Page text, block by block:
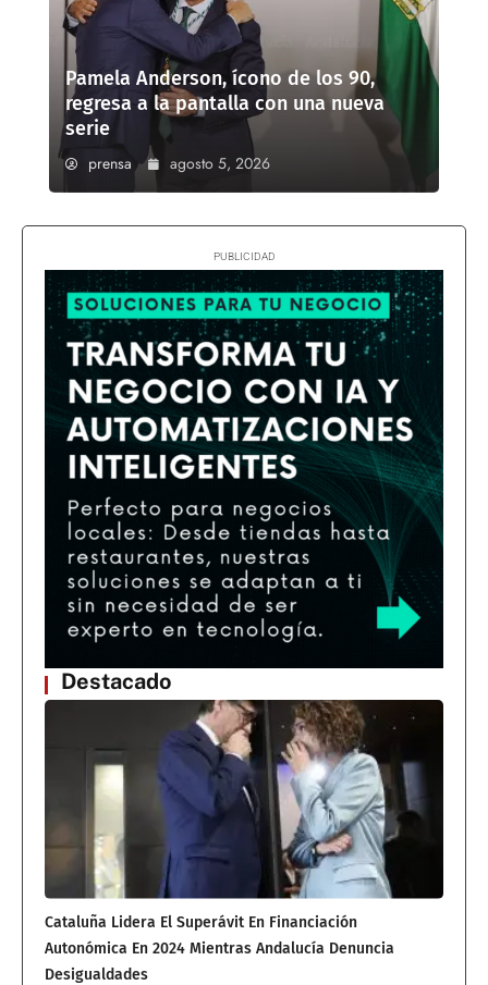
Pamela Anderson, ícono de los 90,
regresa a la pantalla con una nueva
serie
prensa agosto 5, 2026
Destacado
Cataluña Lidera El Superávit En Financiación
Autonómica En 2024 Mientras Andalucía Denuncia
Desigualdades